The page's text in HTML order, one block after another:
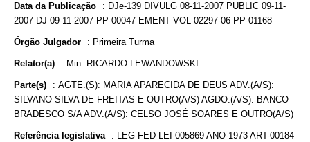
Data da Publicação : DJe-139 DIVULG 08-11-2007 PUBLIC 09-11-
2007 DJ 09-11-2007 PP-00047 EMENT VOL-02297-06 PP-01168
Órgão Julgador : Primeira Turma
Relator(a) : Min. RICARDO LEWANDOWSKI
Parte(s) : AGTE.(S): MARIA APARECIDA DE DEUS ADV.(A/S):
SILVANO SILVA DE FREITAS E OUTRO(A/S) AGDO.(A/S): BANCO
BRADESCO S/A ADV.(A/S): CELSO JOSÉ SOARES E OUTRO(A/S)
Referência legislativa : LEG-FED LEI-005869 ANO-1973 ART-00184